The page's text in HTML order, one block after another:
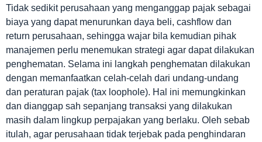
Tidak sedikit perusahaan yang menganggap pajak sebagai
biaya yang dapat menurunkan daya beli, cashflow dan
return perusahaan, sehingga wajar bila kemudian pihak
manajemen perlu menemukan strategi agar dapat dilakukan
penghematan. Selama ini langkah penghematan dilakukan
dengan memanfaatkan celah-celah dari undang-undang
dan peraturan pajak (tax loophole). Hal ini memungkinkan
dan dianggap sah sepanjang transaksi yang dilakukan
masih dalam lingkup perpajakan yang berlaku. Oleh sebab
itulah, agar perusahaan tidak terjebak pada penghindaran